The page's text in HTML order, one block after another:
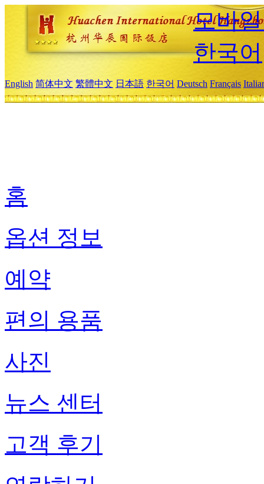
모바
한국어
English 简体中文 繁體中文 日本語 한국어 Deutsch Français
홈
옵션 정보
예약
편의 용품
사진
뉴스 센터
고객 후기